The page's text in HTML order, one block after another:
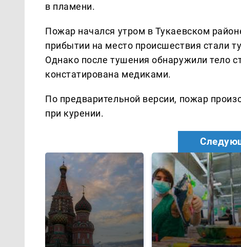
в пламени.
Пожар начался утром в Тукаевском
прибытии на место происшествия стали
Однако после тушения обнаружили тело
констатирована медиками.
По предварительной версии, пожар
при курении.